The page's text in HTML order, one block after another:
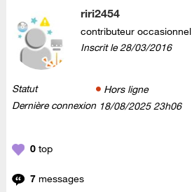
riri2454
contributeur occasionnel
Inscrit le‎28/03/2016
Statut
Hors ligne
Dernière connexion ‎18/08/2025 23h06
0 top
7 messages